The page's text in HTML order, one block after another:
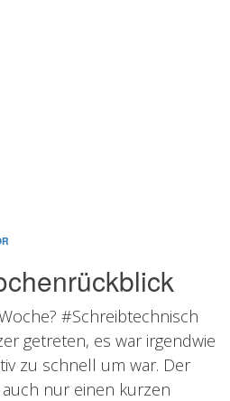
#Schreibtechnisch
getreten, es war irgendwie
zu schnell um war. Der
nur einen kurzen